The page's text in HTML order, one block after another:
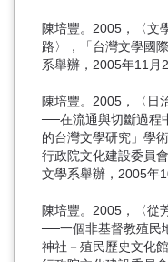
陳培豐。2005，〈文
路〉，「台灣文學國
系舉辦，2005年11月
陳培豐。2005，〈日
──在流通與切斷過程
的台灣文學研究」學
行政院文化建設委員
文學系舉辦，2005年
陳培豐。2005，〈從
──一個非基督教殖民
神社－殖民歷史文化